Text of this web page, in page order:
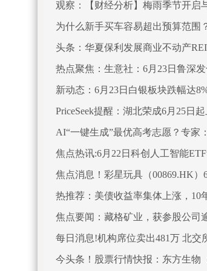
观察：【财经分析】梅雨季节开启
为什么新手买车容易超出预算范围
头条：华夏保利发展商业不动产
热点聚焦：生意社：6月23日鲁深
新动态：6月23日白银板块跌幅达
PriceSeek提醒：湖北荣成6月25日
AI“一键生成”最优高考志愿？专家
焦点热讯:6月22日科创人工智能
焦点消息！彩星玩具（00869.HK）
热推荐：美债收益率集体上涨，10
焦点要闻：藏格矿业，获参股公司
每日消息!机构席位卖出481万 北交
今头条！股票行情快报：东方生物